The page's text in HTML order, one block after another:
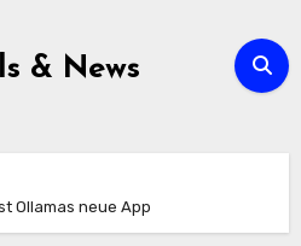
& News
Ollamas neue App